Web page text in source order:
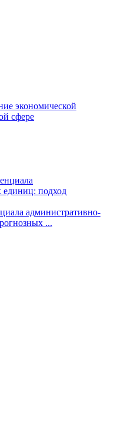
экономической
сфере
административно-
...